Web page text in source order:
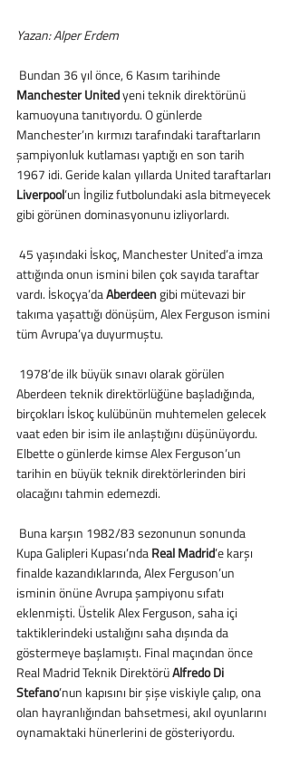
Yazan: Alper Erdem
Bundan 36 yıl önce, 6 Kasım tarihinde
Manchester United yeni teknik direktörünü
kamuoyuna tanıtıyordu. O günlerde
Manchester’ın kırmızı tarafındaki taraftarların
şampiyonluk kutlaması yaptığı en son tarih
1967 idi. Geride kalan yıllarda United taraftarları
Liverpool’un İngiliz futbolundaki asla bitmeyecek
gibi görünen dominasyonunu izliyorlardı.
attığında onun ismini bilen çok sayıda taraftar
vardı. İskoçya’da Aberdeen gibi mütevazi bir
takıma yaşattığı dönüşüm, Alex Ferguson ismini
tüm Avrupa’ya duyurmuştu.
Aberdeen teknik direktörlüğüne başladığında,
birçokları İskoç kulübünün muhtemelen gelecek
vaat eden bir isim ile anlaştığını düşünüyordu.
Elbette o günlerde kimse Alex Ferguson’un
tarihin en büyük teknik direktörlerinden biri
olacağını tahmin edemezdi.
Kupa Galipleri Kupası’nda Real Madrid’e karşı
finalde kazandıklarında, Alex Ferguson’un
isminin önüne Avrupa şampiyonu sıfatı
eklenmişti. Üstelik Alex Ferguson, saha içi
taktiklerindeki ustalığını saha dışında da
göstermeye başlamıştı. Final maçından önce
Real Madrid Teknik Direktörü Alfredo Di
Stefano’nun kapısını bir şişe viskiyle çalıp, ona
olan hayranlığından bahsetmesi, akıl oyunlarını
oynamaktaki hünerlerini de gösteriyordu.